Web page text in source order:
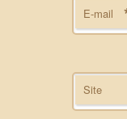
E-mail
Site